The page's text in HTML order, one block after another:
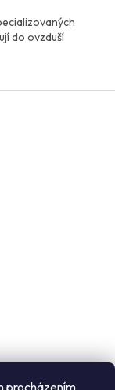
procházením
do ovzduší